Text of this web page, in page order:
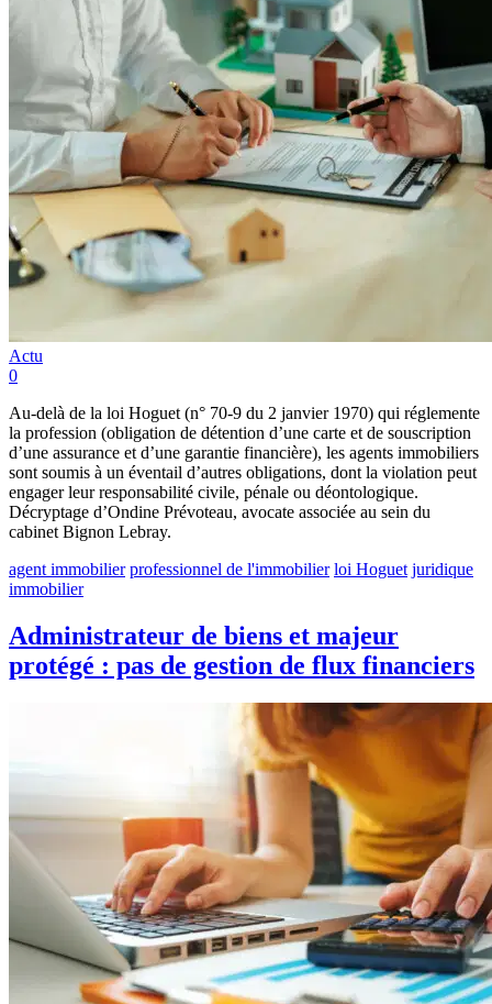
Actu
0
Au-delà de la loi Hoguet (n° 70-9 du 2 janvier 1970) qui réglemente
la profession (obligation de détention d’une carte et de souscription
d’une assurance et d’une garantie financière), les agents immobiliers
sont soumis à un éventail d’autres obligations, dont la violation peut
engager leur responsabilité civile, pénale ou déontologique.
Décryptage d’Ondine Prévoteau, avocate associée au sein du
cabinet Bignon Lebray.
agent immobilier professionnel de l'immobilier loi Hoguet juridique
immobilier
Administrateur de biens et majeur
protégé : pas de gestion de flux financiers